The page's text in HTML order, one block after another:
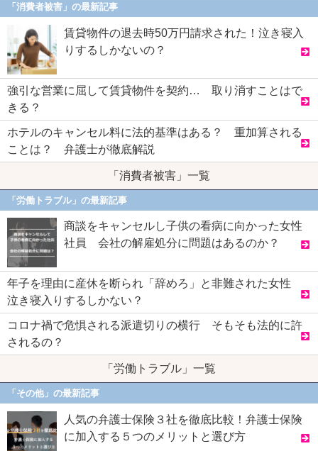
「消費者被害」の最新記事
賃貸物件の退去時50万円請求された！泣き寝入
りするしかないの？
強引な営業に屈して賃貸物件を契約… 取り消すことはで
きる？
ホテルのキャンセル料に法的基準はある？ 重加算される
ことは？ 弁護士が徹底解説
「消費者被害」一覧
「労働トラブル」の最新記事
商談をキャンセルし子供の看病に向かった女性
社員 会社の解雇処分に問題はあるのか？
年子を理由に産休を断られ「辞めろ」と非難された女性
泣き寝入りするしかない？
コロナ禍で危惧される派遣切りの横行 そもそも法的に許
されるの？
「労働トラブル」一覧
「その他」の最新記事
人気の弁護士保険３社を徹底比較！弁護士保険
に加入する５つのメリットと選び方